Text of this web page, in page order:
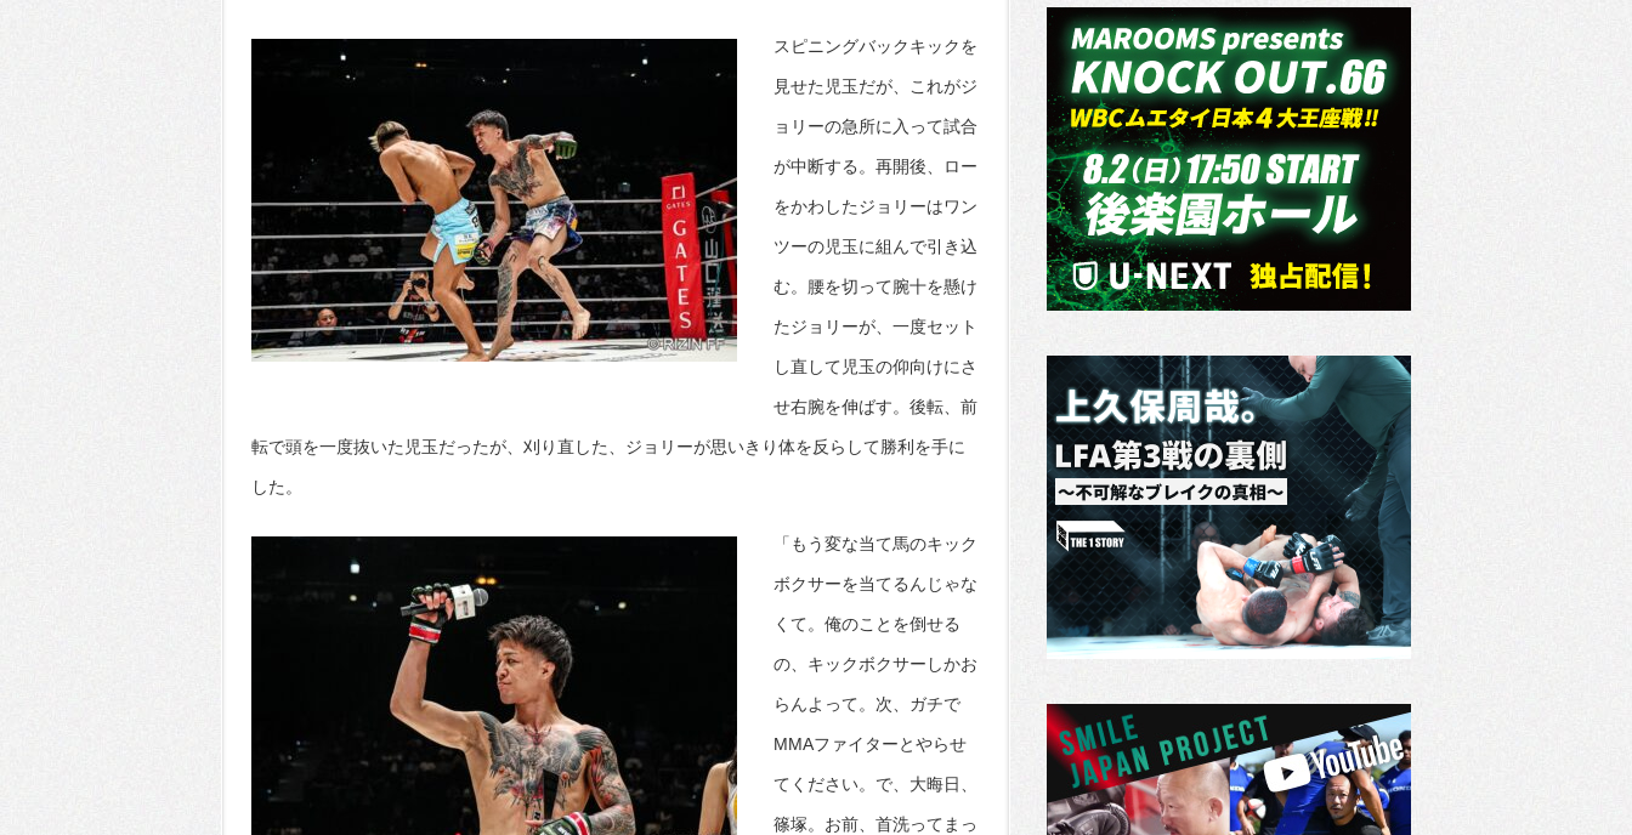
スピニングバックキックを
見せた児玉だが、これがジ
ョリーの急所に入って試合
が中断する。再開後、ロー
をかわしたジョリーはワン
ツーの児玉に組んで引き込
む。腰を切って腕十を懸け
たジョリーが、一度セット
し直して児玉の仰向けにさ
せ右腕を伸ばす。後転、前
転で頭を一度抜いた児玉だったが、刈り直した、ジョリーが思いきり体を反らして勝利を手に
した。
「もう変な当て馬のキック
ボクサーを当てるんじゃな
くて。俺のことを倒せる
の、キックボクサーしかお
らんよって。次、ガチで
MMAファイターとやらせ
てください。で、大晦日、
篠塚。お前、首洗ってまっ